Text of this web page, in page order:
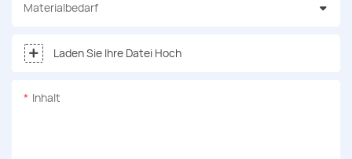
Materialbedarf
Laden Sie Ihre Datei Hoch
Inhalt